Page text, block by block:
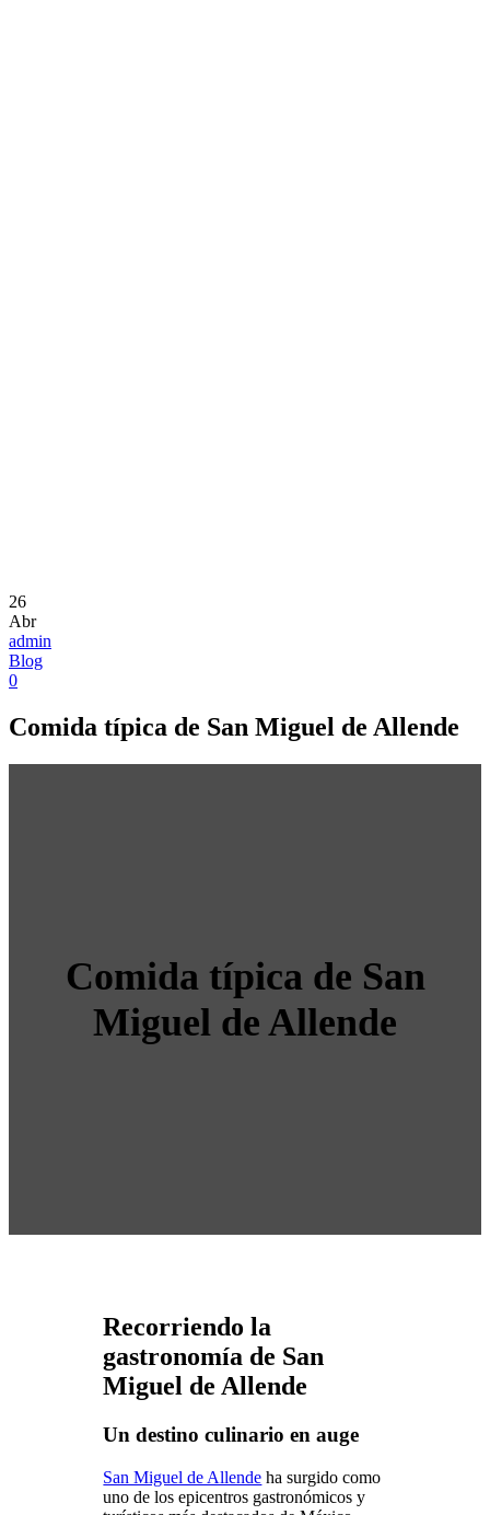
26
Abr
admin
Blog
0
Comida típica de San Miguel de Allende
Comida típica de San
Miguel de Allende
Recorriendo la
gastronomía de San
Miguel de Allende
Un destino culinario en auge
San Miguel de Allende ha surgido como
uno de los epicentros gastronómicos y